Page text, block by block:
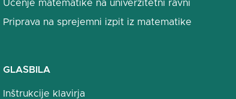
Učenje matematike na univerzitetni ravni
Priprava na sprejemni izpit iz matematike
GLASBILA
Inštrukcije klavirja